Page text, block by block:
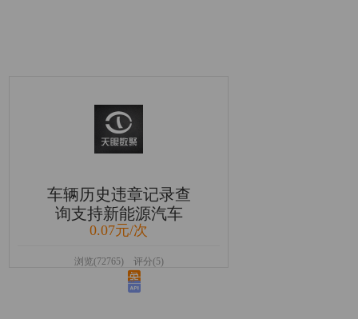
车辆历史违章记录查
询支持新能源汽车
0.07元/次
浏览(72765) 评分(5)